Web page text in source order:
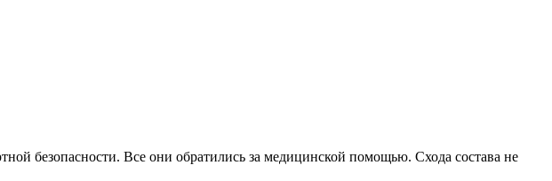
безопасности. Все они обратились за медицинской помощью. Схода состава не